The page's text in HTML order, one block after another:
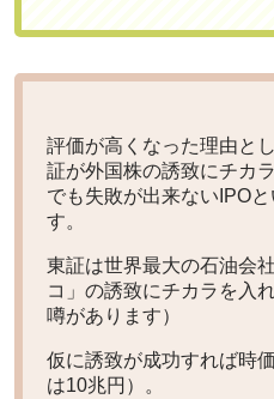
評価が高くなった理由と
証が外国株の誘致にチカ
でも失敗が出来ないIPO
す。
東証は世界最大の石油会
コ」の誘致にチカラを入
噂があります）
仮に誘致が成功すれば時
は10兆円）。